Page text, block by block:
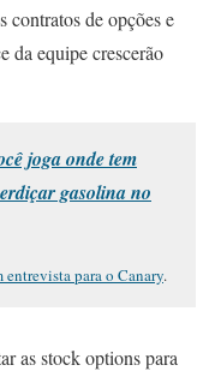
contratos de opções e
da equipe crescerão
joga onde tem
gasolina no
para o Canary.
as stock options para